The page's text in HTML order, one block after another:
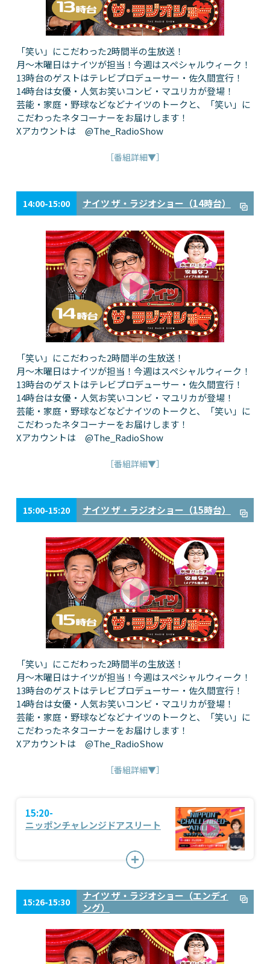
「笑い」にこだわった2時間半の生放送！
月～木曜日はナイツが担当！今週はスペシャルウィーク！
13時台のゲストはテレビプロデューサー・佐久間宣行！
14時台は女優・人気お笑いコンビ・マユリカが登場！
芸能・家庭・野球などなどナイツのトークと、「笑い」に
こだわったネタコーナーをお届けします！
Xアカウントは @The_RadioShow
［番組詳細▼］
14:00-15:00 ナイツ ザ・ラジオショー（14時台）
「笑い」にこだわった2時間半の生放送！
月～木曜日はナイツが担当！今週はスペシャルウィーク！
13時台のゲストはテレビプロデューサー・佐久間宣行！
14時台は女優・人気お笑いコンビ・マユリカが登場！
芸能・家庭・野球などなどナイツのトークと、「笑い」に
こだわったネタコーナーをお届けします！
Xアカウントは @The_RadioShow
［番組詳細▼］
15:00-15:20 ナイツ ザ・ラジオショー（15時台）
「笑い」にこだわった2時間半の生放送！
月～木曜日はナイツが担当！今週はスペシャルウィーク！
13時台のゲストはテレビプロデューサー・佐久間宣行！
14時台は女優・人気お笑いコンビ・マユリカが登場！
芸能・家庭・野球などなどナイツのトークと、「笑い」に
こだわったネタコーナーをお届けします！
Xアカウントは @The_RadioShow
［番組詳細▼］
15:20-
ニッポンチャレンジドアスリート
15:26-15:30
ナイツ ザ・ラジオショー（エンディ
ング）